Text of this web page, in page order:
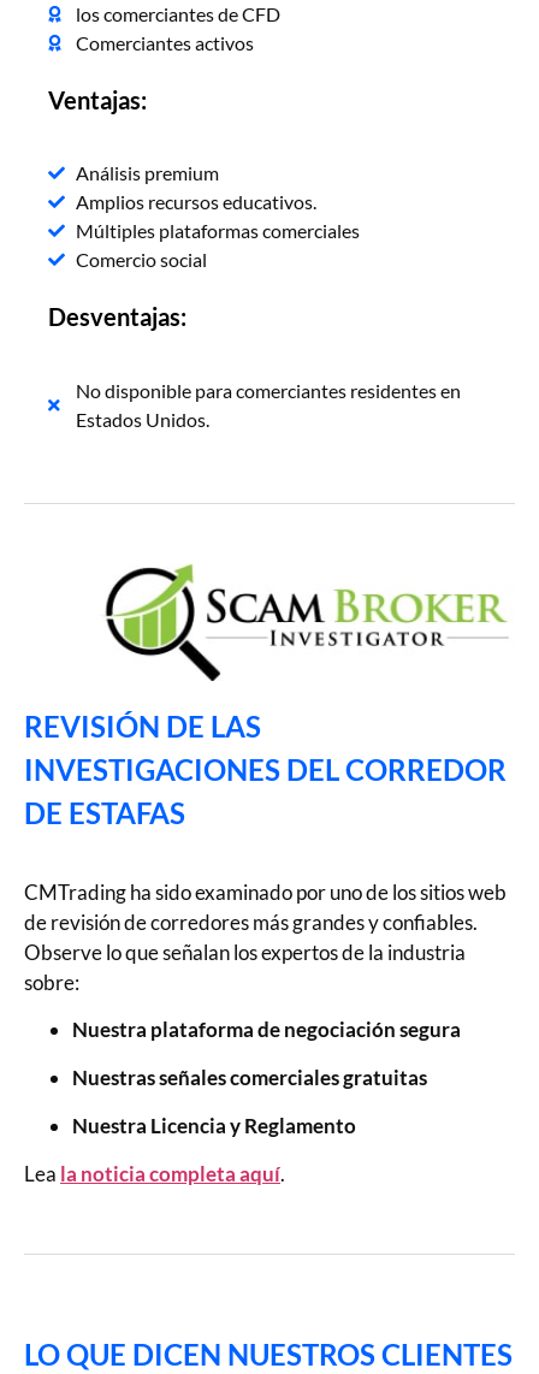
los comerciantes de CFD
Comerciantes activos
Ventajas:
Análisis premium
Amplios recursos educativos.
Múltiples plataformas comerciales
Comercio social
Desventajas:
No disponible para comerciantes residentes en
Estados Unidos.
REVISIÓN DE LAS
INVESTIGACIONES DEL CORREDOR
DE ESTAFAS
CMTrading ha sido examinado por uno de los sitios web
de revisión de corredores más grandes y confiables.
Observe lo que señalan los expertos de la industria
sobre:
Nuestra plataforma de negociación segura
Nuestras señales comerciales gratuitas
Nuestra Licencia y Reglamento
Lea la noticia completa aquí.
LO QUE DICEN NUESTROS CLIENTES